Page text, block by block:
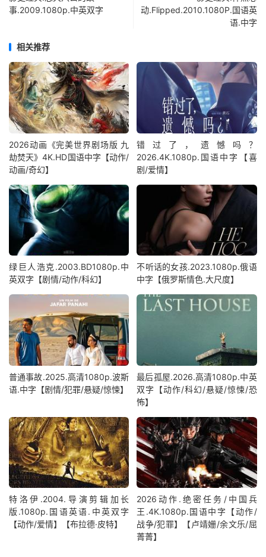
事.2009.1080p.中英双字
动.Flipped.2010.1080P.国语英
语.中字
相关推荐
2026动画《完美世界剧场版 九
劫焚天》4K.HD国语中字【动作/
动画/奇幻】
错过了，遗憾吗？
2026.4K.1080p.国语中字【喜
剧/爱情】
绿巨人浩克.2003.BD1080p.中
英双字【剧情/动作/科幻】
不听话的女孩.2023.1080p.俄语
中字【俄罗斯情色.大尺度】
普通事故.2025.高清1080p.波斯
语.中字【剧情/犯罪/悬疑/惊悚】
最后孤屋.2026.高清1080p.中英
双字【动作/科幻/悬疑/惊悚/恐
怖】
特洛伊.2004.导演剪辑加长
版.1080p.国语英语.中英双字
【动作/爱情】【布拉德·皮特】
2026动作.绝密任务/中国兵
王.4K.1080p.国语中字【动作/
战争/犯罪】【卢靖姗/余文乐/屈
菁菁】